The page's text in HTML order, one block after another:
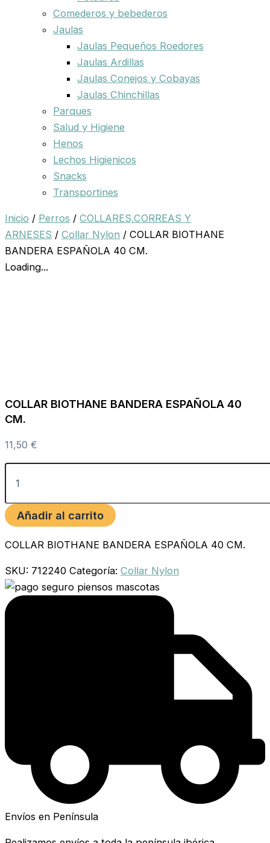
Comederos y bebederos
Jaulas
Jaulas Pequeños Roedores
Jaulas Ardillas
Jaulas Conejos y Cobayas
Jaulas Chinchillas
Parques
Salud y Higiene
Henos
Lechos Higienicos
Snacks
Transportines
Inicio / Perros / COLLARES,CORREAS Y
ARNESES / Collar Nylon / COLLAR BIOTHANE
BANDERA ESPAÑOLA 40 CM.
Loading...
COLLAR BIOTHANE BANDERA ESPAÑOLA 40
CM.
11,50 €
Añadir al carrito
COLLAR BIOTHANE BANDERA ESPAÑOLA 40 CM.
SKU: 712240 Categoría: Collar Nylon
Envíos en Península